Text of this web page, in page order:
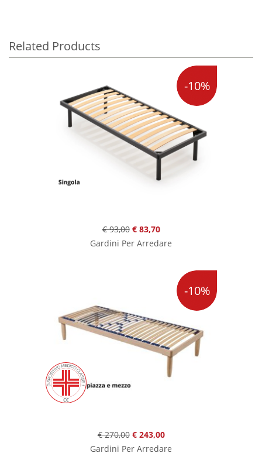
Related Products
-10%
€ 93,00 € 83,70
Gardini Per Arredare
-10%
€ 270,00 € 243,00
Gardini Per Arredare